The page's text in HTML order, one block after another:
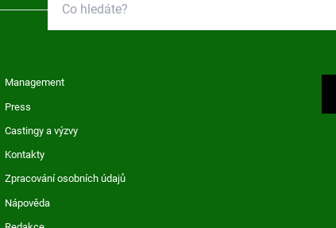
Management
Press
Castingy a výzvy
Kontakty
Zpracování osobních údajů
Nápověda